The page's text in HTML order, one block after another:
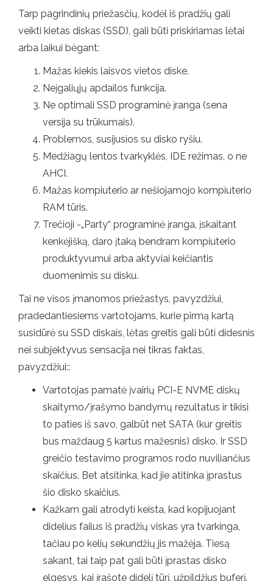
Tarp pagrindinių priežasčių, kodėl iš pradžių gali
veikti kietas diskas (SSD), gali būti priskiriamas lėtai
arba laikui bėgant:
Mažas kiekis laisvos vietos diske.
Neįgaliųjų apdailos funkcija.
Ne optimali SSD programinė įranga (sena
versija su trūkumais).
Problemos, susijusios su disko ryšiu.
Medžiagų lentos tvarkyklės, IDE režimas, o ne
AHCI.
Mažas kompiuterio ar nešiojamojo kompiuterio
RAM tūris.
Trečioji -„Party“ programinė įranga, įskaitant
kenkėjišką, daro įtaką bendram kompiuterio
produktyvumui arba aktyviai keičiantis
duomenimis su disku.
Tai ne visos įmanomos priežastys, pavyzdžiui,
pradedantiesiems vartotojams, kurie pirmą kartą
susidūrė su SSD diskais, lėtas greitis gali būti didesnis
nei subjektyvus sensacija nei tikras faktas,
pavyzdžiui::
Vartotojas pamatė įvairių PCI-E NVME diskų
skaitymo/įrašymo bandymų rezultatus ir tikisi
to paties iš savo, galbūt net SATA (kur greitis
bus maždaug 5 kartus mažesnis) disko. Ir SSD
greičio testavimo programos rodo nuviliančius
skaičius. Bet atsitinka, kad jie atitinka įprastus
šio disko skaičius.
Kažkam gali atrodyti keista, kad kopijuojant
didelius failus iš pradžių viskas yra tvarkinga,
tačiau po kelių sekundžių jis mažėja. Tiesą
sakant, tai taip pat gali būti įprastas disko
elgesys, kai įrašote didelį tūrį, užpildžius buferį.